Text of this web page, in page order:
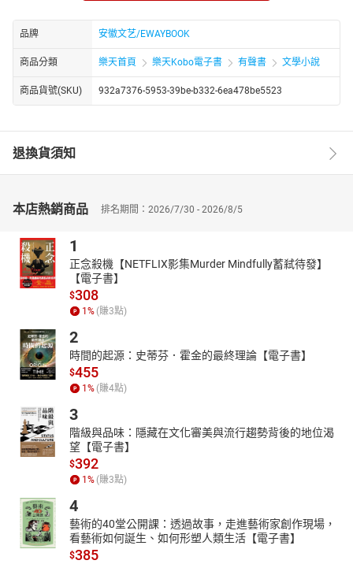
Author Biograph：
李云是安徽省作家协会副主席、秘书长，中国作家协会会员。1964
年 10 月出生，籍贯安徽怀远，成长于铜陵。他是鲁迅文学院学员，
作品涵盖小说、诗歌、散文等，常在《人民日报》《人民文学》等
刊物发表，曾获安徽省政府文学奖、十三届《小说选刊》年度奖等
荣誉。出版有诗集《水路》、中短篇小说集《大鱼在淮》、长篇小
品牌 安徽文艺/EWAYBOOK
商品分類 樂天首頁 樂天Kobo電子書 有聲書 文學小說
商品貨號(SKU) 932a7376-5953-39be-b332-6ea478be5523
退換貨須知
本店熱銷商品 排名期間：2026/7/30 - 2026/8/5
1
正念殺機【NETFLIX影集Murder Mindfully蓄弒待發】
【電子書】
$308
1 % (賺3點)
2
時間的起源：史蒂芬．霍金的最終理論【電子書】
$455
1 % (賺4點)
3
階級與品味：隱藏在文化審美與流行趨勢背後的地位渴
望【電子書】
$392
1 % (賺3點)
4
藝術的40堂公開課：透過故事，走進藝術家創作現場，
看藝術如何誕生、如何形塑人類生活【電子書】
$385